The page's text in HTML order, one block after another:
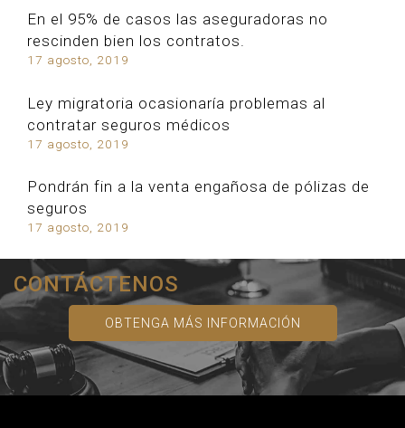
En el 95% de casos las aseguradoras no
rescinden bien los contratos.
17 agosto, 2019
Ley migratoria ocasionaría problemas al
contratar seguros médicos
17 agosto, 2019
Pondrán fin a la venta engañosa de pólizas de
seguros
17 agosto, 2019
CONTÁCTENOS
OBTENGA MÁS INFORMACIÓN